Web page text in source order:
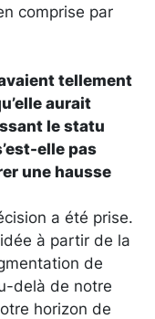
comprise par
tellement
aurait
le statu
elle pas
une hausse
a été prise.
à partir de la
de
delà de notre
horizon de